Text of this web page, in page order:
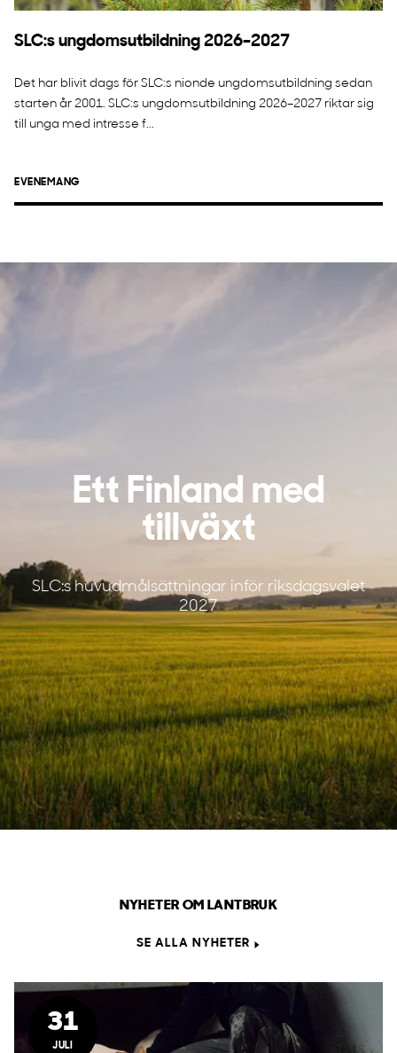
SLC:s ungdomsutbildning 2026–2027
Det har blivit dags för SLC:s nionde ungdomsutbildning sedan
starten år 2001. SLC:s ungdomsutbildning 2026–2027 riktar sig
till unga med intresse f...
EVENEMANG
Ett Finland med
tillväxt
SLC:s huvudmålsättningar inför riksdagsvalet
2027
NYHETER OM LANTBRUK
SE ALLA NYHETER
31
JULI